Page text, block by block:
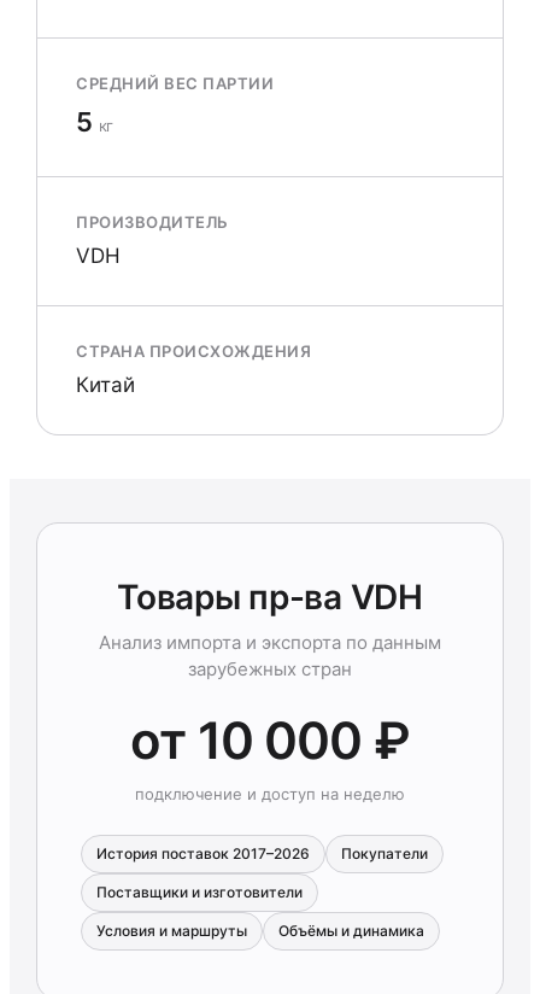
СРЕДНИЙ ВЕС ПАРТИИ
5 кг
ПРОИЗВОДИТЕЛЬ
VDH
СТРАНА ПРОИСХОЖДЕНИЯ
Китай
Товары пр-ва VDH
Анализ импорта и экспорта по данным
зарубежных стран
от 10 000 ₽
подключение и доступ на неделю
История поставок 2017–2026 Покупатели
Поставщики и изготовители
Условия и маршруты Объёмы и динамика